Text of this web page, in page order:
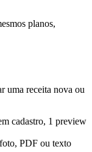
planos,
uma receita nova ou
cadastro, 1 preview
PDF ou texto